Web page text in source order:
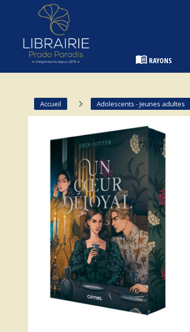
Librairie Prado Paradis - Marseille
menu_book RAYONS
Accueil navigate_next Adolescents - Jeunes adultes